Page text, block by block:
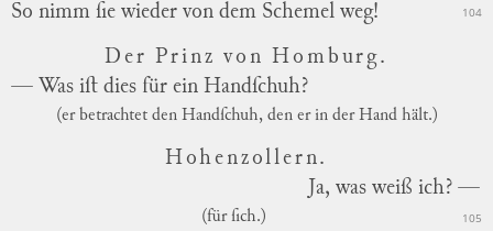
So nimm ſie wieder von dem Schemel weg! 104
Der Prinz von Homburg.
— Was iſt dies für ein Handſchuh?
(er betrachtet den Handſchuh, den er in der Hand hält.)
Hohenzollern.
Ja, was weiß ich? —
105
(für ſich.)